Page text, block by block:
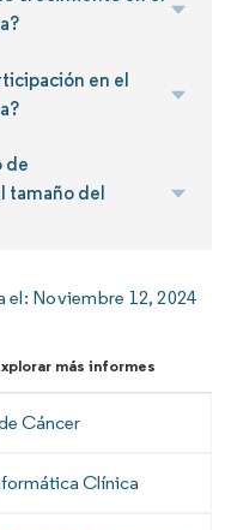
en el
de
tamaño del
el: Noviembre 12, 2024
más informes
Cáncer
Clínica